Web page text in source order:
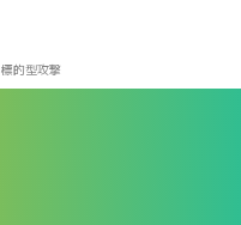
標的型攻撃